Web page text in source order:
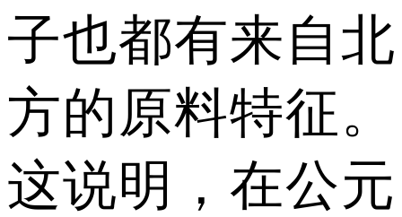
子也都有来自北
方的原料特征。
这说明，在公元